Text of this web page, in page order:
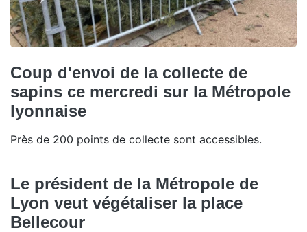
Coup d'envoi de la collecte de
sapins ce mercredi sur la Métropole
lyonnaise
Près de 200 points de collecte sont accessibles.
Le président de la Métropole de
Lyon veut végétaliser la place
Bellecour